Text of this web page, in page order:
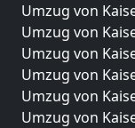
Umzug von
Umzug von
Umzug von
Umzug von
Umzug von
Umzug von